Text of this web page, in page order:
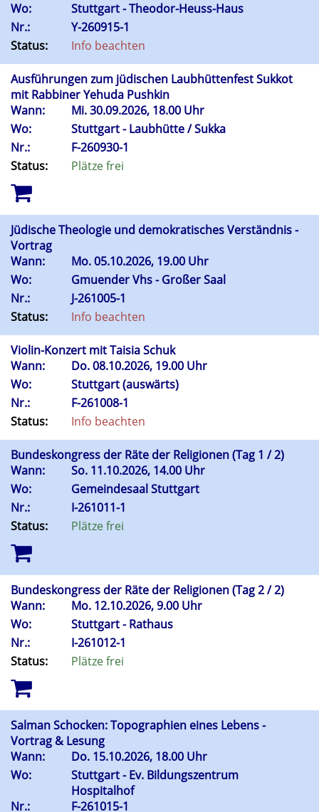
Wo:
Stuttgart - Theodor-Heuss-Haus
Nr.:
Y-260915-1
Status:
Info beachten
Ausführungen zum jüdischen Laubhüttenfest Sukkot
mit Rabbiner Yehuda Pushkin
Wann:
Mi.30.09.2026, 18.00 Uhr
Wo:
Stuttgart - Laubhütte / Sukka
Nr.:
F-260930-1
Status:
Plätze frei
Jüdische Theologie und demokratisches Verständnis -
Vortrag
Wann:
Mo.05.10.2026, 19.00 Uhr
Wo:
Gmuender Vhs - Großer Saal
Nr.:
J-261005-1
Status:
Info beachten
Violin-Konzert mit Taisia Schuk
Wann:
Do.08.10.2026, 19.00 Uhr
Wo:
Stuttgart (auswärts)
Nr.:
F-261008-1
Status:
Info beachten
Bundeskongress der Räte der Religionen (Tag 1 / 2)
Wann:
So. 11.10.2026, 14.00 Uhr
Wo:
Gemeindesaal Stuttgart
Nr.:
I-261011-1
Status:
Plätze frei
Bundeskongress der Räte der Religionen (Tag 2 / 2)
Wann:
Mo. 12.10.2026, 9.00 Uhr
Wo:
Stuttgart - Rathaus
Nr.:
I-261012-1
Status:
Plätze frei
Salman Schocken: Topographien eines Lebens -
Vortrag & Lesung
Wann:
Do. 15.10.2026, 18.00 Uhr
Wo:
Stuttgart - Ev. Bildungszentrum
Hospitalhof
Nr.:
F-261015-1